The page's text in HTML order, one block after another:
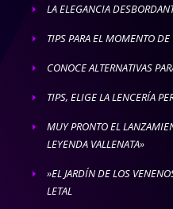
E LA ELEGANCIA
E TIPS PARA EL MOMENTO
E CONOCE ALTERNATIVAS
E TIPS, ELIGE LA LENCERÍA
E
MUY PRONTO EL
LEYENDA VALLENATA»
E
»EL JARDÍN DE LOS
LETAL